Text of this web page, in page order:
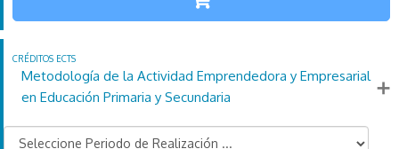
110 4Créditos
21
Más información
Metodología de la Actividad Emprendedora y Empresarial
en Educación Primaria y Secundaria